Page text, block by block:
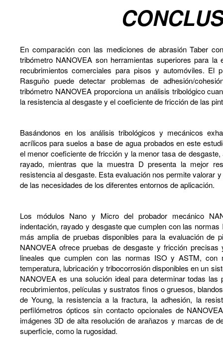
En comparación con las mediciones de abrasión Taber
tribómetro NANOVEA son herramientas superiores para
recubrimientos comerciales para pisos y automóviles. El
Rasguño puede detectar problemas de adhesión/
tribómetro NANOVEA proporciona un análisis tribológico
la resistencia al desgaste y el coeficiente de fricción de las
Basándonos en los análisis tribológicos y mecánicos
acrílicos para suelos a base de agua probados en este
el menor coeficiente de fricción y la menor tasa de
rayado, mientras que la muestra D presenta la mejor
resistencia al desgaste. Esta evaluación nos permite valorar
de las necesidades de los diferentes entornos de aplicación.
Los módulos Nano y Micro del probador mecánico
indentación, rayado y desgaste que cumplen con las
más amplia de pruebas disponibles para la evaluación de
NANOVEA ofrece pruebas de desgaste y fricción
lineales que cumplen con las normas ISO y ASTM, con
temperatura, lubricación y tribocorrosión disponibles en un
NANOVEA es una solución ideal para determinar todas
recubrimientos, películas y sustratos finos o gruesos,
de Young, la resistencia a la fractura, la adhesión, la
perfilómetros ópticos sin contacto opcionales de
imágenes 3D de alta resolución de arañazos y marcas de
superficie, como la rugosidad.